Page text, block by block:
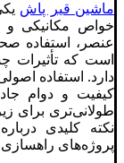
ماشین قیر پاش
خواص مکانیکی و
عنصر، استفاده
است که تأثیرات
دارد. استفاده
کیفیت و دوام
طولانی‌تری برای
نکته کلیدی
پروژه‌های